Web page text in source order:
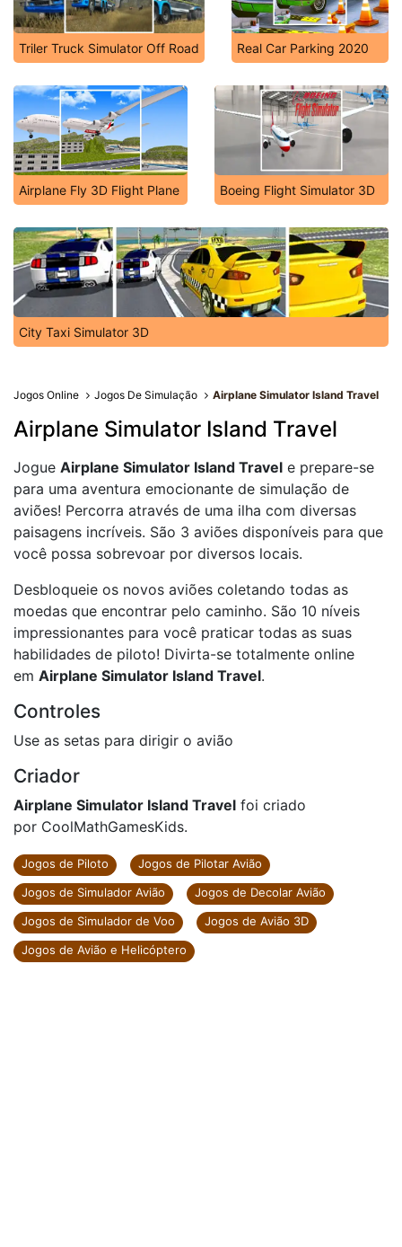
Triler Truck Simulator Off Road Real Car Parking 2020
Airplane Fly 3D Flight Plane Boeing Flight Simulator 3D
City Taxi Simulator 3D
Jogos Online Jogos De Simulação Airplane Simulator Island Travel
Airplane Simulator Island Travel
Jogue Airplane Simulator Island Travel e prepare-se
para uma aventura emocionante de simulação de
aviões! Percorra através de uma ilha com diversas
paisagens incríveis. São 3 aviões disponíveis para que
você possa sobrevoar por diversos locais.
Desbloqueie os novos aviões coletando todas as
moedas que encontrar pelo caminho. São 10 níveis
impressionantes para você praticar todas as suas
habilidades de piloto! Divirta-se totalmente online
em Airplane Simulator Island Travel.
Controles
Use as setas para dirigir o avião
Criador
Airplane Simulator Island Travel foi criado
por CoolMathGamesKids.
Jogos de Piloto
Jogos de Pilotar Avião
Jogos de Simulador Avião
Jogos de Decolar Avião
Jogos de Simulador de Voo
Jogos de Avião 3D
Jogos de Avião e Helicóptero